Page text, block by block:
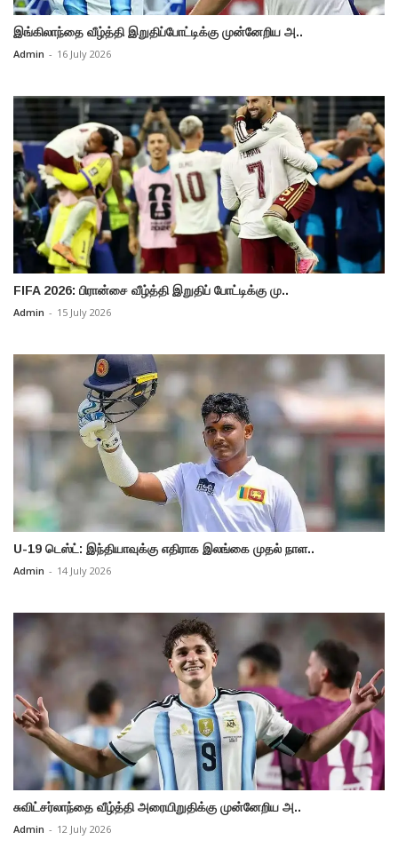
இங்கிலாந்தை வீழ்த்தி இறுதிப்போட்டிக்கு முன்னேறிய அ..
Admin - 16 July 2026
FIFA 2026: பிரான்சை வீழ்த்தி இறுதிப் போட்டிக்கு மு..
Admin - 15 July 2026
U-19 டெஸ்ட்: இந்தியாவுக்கு எதிராக இலங்கை முதல் நாள..
Admin - 14 July 2026
சுவிட்சர்லாந்தை வீழ்த்தி அரையிறுதிக்கு முன்னேறிய அ..
Admin - 12 July 2026